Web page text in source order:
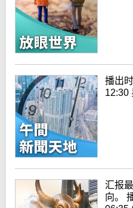
播出
12:30
汇报
向。